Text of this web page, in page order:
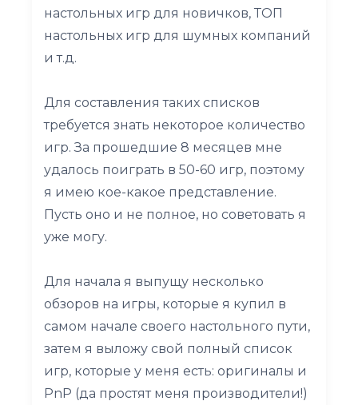
настольных игр для новичков, ТОП
настольных игр для шумных компаний
и т.д.
Для составления таких списков
требуется знать некоторое количество
игр. За прошедшие 8 месяцев мне
удалось поиграть в 50-60 игр, поэтому
я имею кое-какое представление.
Пусть оно и не полное, но советовать я
уже могу.
Для начала я выпущу несколько
обзоров на игры, которые я купил в
самом начале своего настольного пути,
затем я выложу свой полный список
игр, которые у меня есть: оригиналы и
PnP (да простят меня производители!)